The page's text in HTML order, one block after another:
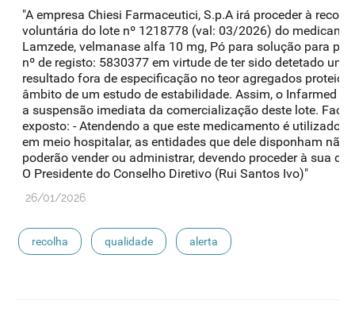
"A empresa Chiesi Farmaceutici, S.p.A irá proceder à
voluntária do lote nº 1218778 (val: 03/2026) do
Lamzede, velmanase alfa 10 mg, Pó para solução para
nº de registo: 5830377 em virtude de ter sido detetado um
resultado fora de especificação no teor agregados
âmbito de um estudo de estabilidade. Assim, o Infarmed
a suspensão imediata da comercialização deste lote. Face
exposto: - Atendendo a que este medicamento é utilizado
em meio hospitalar, as entidades que dele disponham não
poderão vender ou administrar, devendo proceder à sua
O Presidente do Conselho Diretivo (Rui Santos Ivo)"
26/01/2026
recolha qualidade alerta